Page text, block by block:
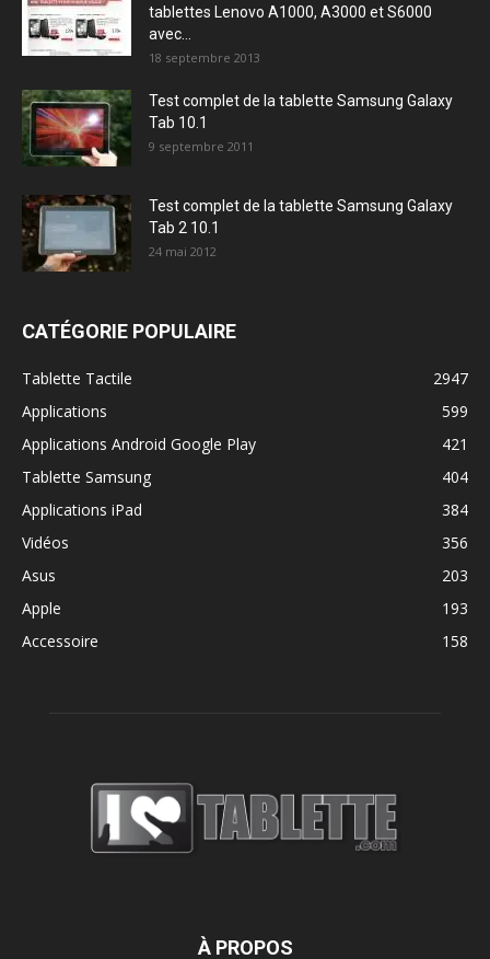
tablettes Lenovo A1000, A3000 et S6000
avec...
18 septembre 2013
Test complet de la tablette Samsung Galaxy
Tab 10.1
9 septembre 2011
Test complet de la tablette Samsung Galaxy
Tab 2 10.1
24 mai 2012
CATÉGORIE POPULAIRE
Tablette Tactile
2947
Applications
599
Applications Android Google Play
421
Tablette Samsung
404
Applications iPad
384
Vidéos
356
Asus
203
Apple
193
Accessoire
158
À PROPOS